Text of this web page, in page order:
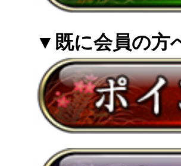
▼既に会員の方